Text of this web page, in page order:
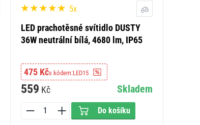
5x
LED prachotěsné svítidlo DUSTY
36W neutrální bílá, 4680 lm, IP65
475 Kčs kódem:LED15
559 Kč Skladem
Do košíku